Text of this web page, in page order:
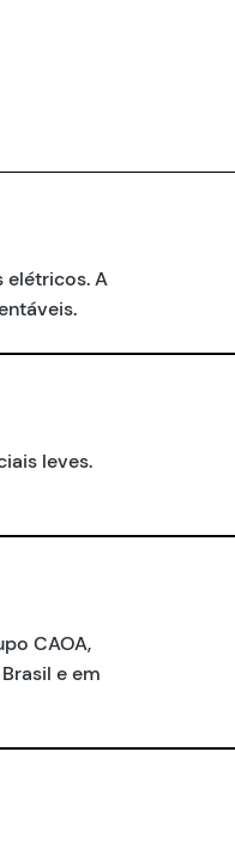
elétricos. A
leves.
CAOA,
e em